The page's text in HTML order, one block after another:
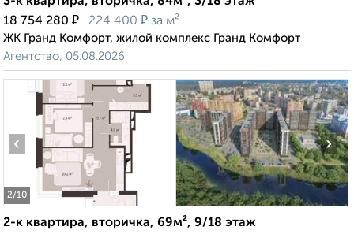
18 754 280 ₽ 224 400 ₽ за м²
ЖК Гранд Комфорт, жилой комплекс Гранд Комфорт
Агентство, 05.08.2026
2/10
‹ ›
2-к квартира, вторичка, 69м², 9/18 этаж